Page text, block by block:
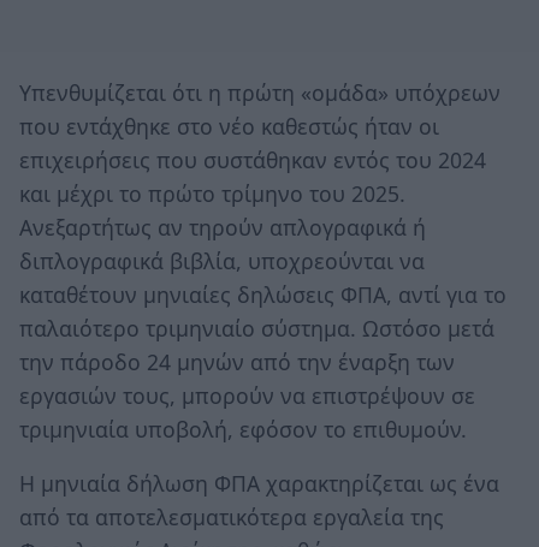
Υπενθυμίζεται ότι η πρώτη «ομάδα» υπόχρεων
που εντάχθηκε στο νέο καθεστώς ήταν οι
επιχειρήσεις που συστάθηκαν εντός του 2024
και μέχρι το πρώτο τρίμηνο του 2025.
Ανεξαρτήτως αν τηρούν απλογραφικά ή
διπλογραφικά βιβλία, υποχρεούνται να
καταθέτουν μηνιαίες δηλώσεις ΦΠΑ, αντί για το
παλαιότερο τριμηνιαίο σύστημα. Ωστόσο μετά
την πάροδο 24 μηνών από την έναρξη των
εργασιών τους, μπορούν να επιστρέψουν σε
τριμηνιαία υποβολή, εφόσον το επιθυμούν.
Η μηνιαία δήλωση ΦΠΑ χαρακτηρίζεται ως ένα
από τα αποτελεσματικότερα εργαλεία της